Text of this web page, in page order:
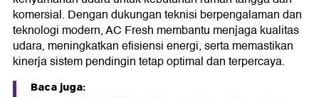
komersial. Dengan dukungan teknisi berpengalaman dan
teknologi modern, AC Fresh membantu menjaga kualitas
udara, meningkatkan efisiensi energi, serta memastikan
kinerja sistem pendingin tetap optimal dan terpercaya.
Baca juga: